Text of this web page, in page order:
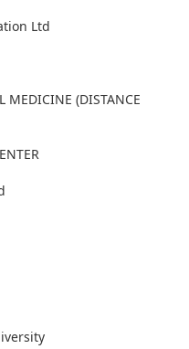
Ltd
MEDICINE (DISTANCE